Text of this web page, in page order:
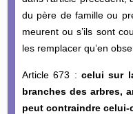
du père de famille ou
meurent ou s’ils sont
les remplacer qu’en
Article 673 : celui sur
branches des arbres,
peut contraindre